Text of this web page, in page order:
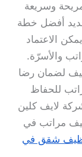
وسريعة
أفضل خطة
الاعتماد
والأسرّة.
لضمان رضا
للحفاظ
لايف كلين
مراتب في
شقق في